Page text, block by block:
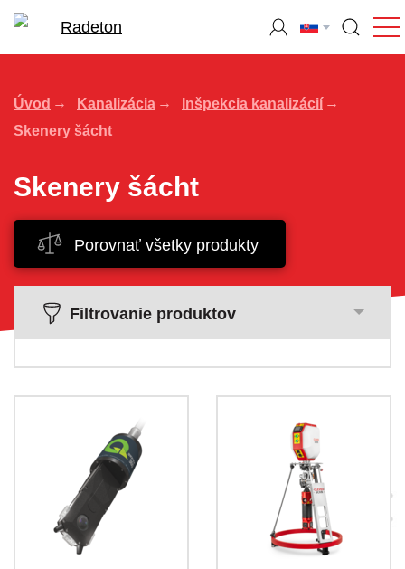
Úvod Kanalizácia
Inšpekcia kanalizácií
Skenery šácht
Skenery šácht
Porovnať všetky produkty
Filtrovanie produktov